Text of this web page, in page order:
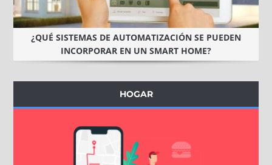
¿QUÉ SISTEMAS DE AUTOMATIZACIÓN SE PUEDEN
INCORPORAR EN UN SMART HOME?
HOGAR